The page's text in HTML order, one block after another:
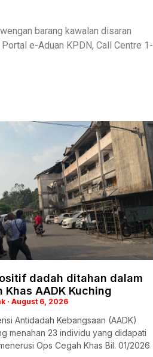
barang kawalan disaran
e-Aduan KPDN, Call Centre 1-
dadah ditahan dalam
Khas AADK Kuching
August 6, 2026
Antidadah Kebangsaan (AADK)
menahan 23 individu yang didapati
Ops Cegah Khas Bil. 01/2026